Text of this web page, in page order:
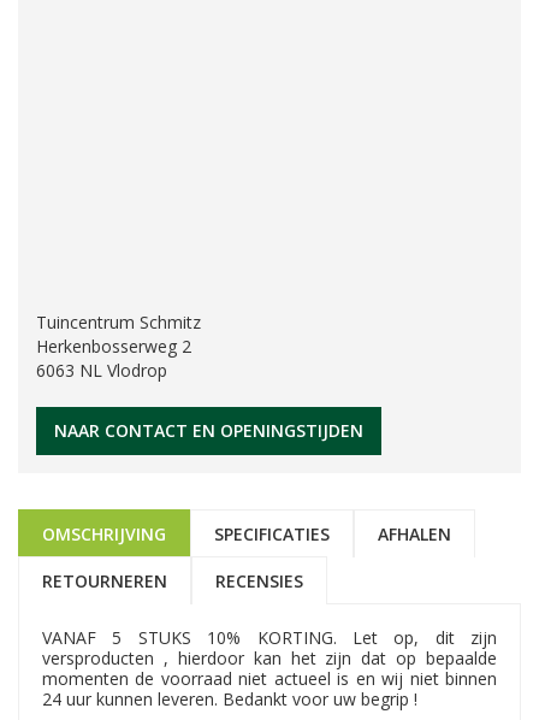
Tuincentrum Schmitz
Herkenbosserweg 2
6063 NL Vlodrop
NAAR CONTACT EN OPENINGSTIJDEN
OMSCHRIJVING SPECIFICATIES AFHALEN
RETOURNEREN RECENSIES
VANAF 5 STUKS 10% KORTING. Let op, dit zijn
versproducten , hierdoor kan het zijn dat op bepaalde
momenten de voorraad niet actueel is en wij niet binnen
24 uur kunnen leveren. Bedankt voor uw begrip !